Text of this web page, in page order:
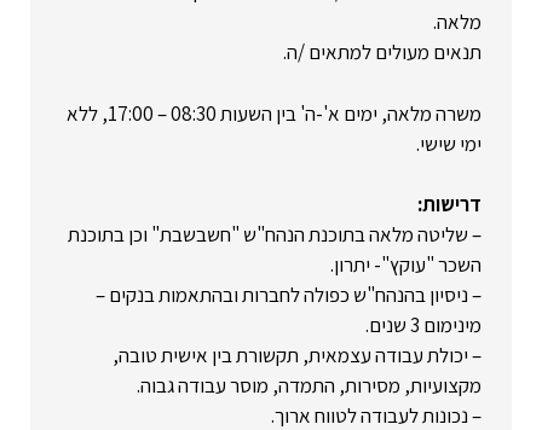
מלאה.
תנאים מעולים למתאים /ה.
משרה מלאה, ימים א'-ה' בין השעות 08:30 – 17:00, ללא
ימי שישי.
דרישות:
– שליטה מלאה בתוכנת הנהח"ש "חשבשבת" וכן בתוכנת
השכר "עוקץ"- יתרון.
– ניסיון בהנהח"ש כפולה לחברות ובהתאמות בנקים –
מינימום 3 שנים.
– יכולת עבודה עצמאית, תקשורת בין אישית טובה,
מקצועיות, מסירות, התמדה, מוסר עבודה גבוה.
– נכונות לעבודה לטווח ארוך.